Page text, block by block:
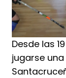
Desde las
jugarse